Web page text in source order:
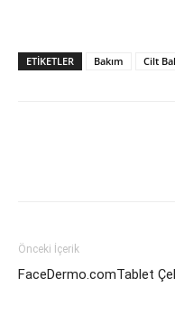
ETIKETLER Bakım Cilt
Önceki İçerik